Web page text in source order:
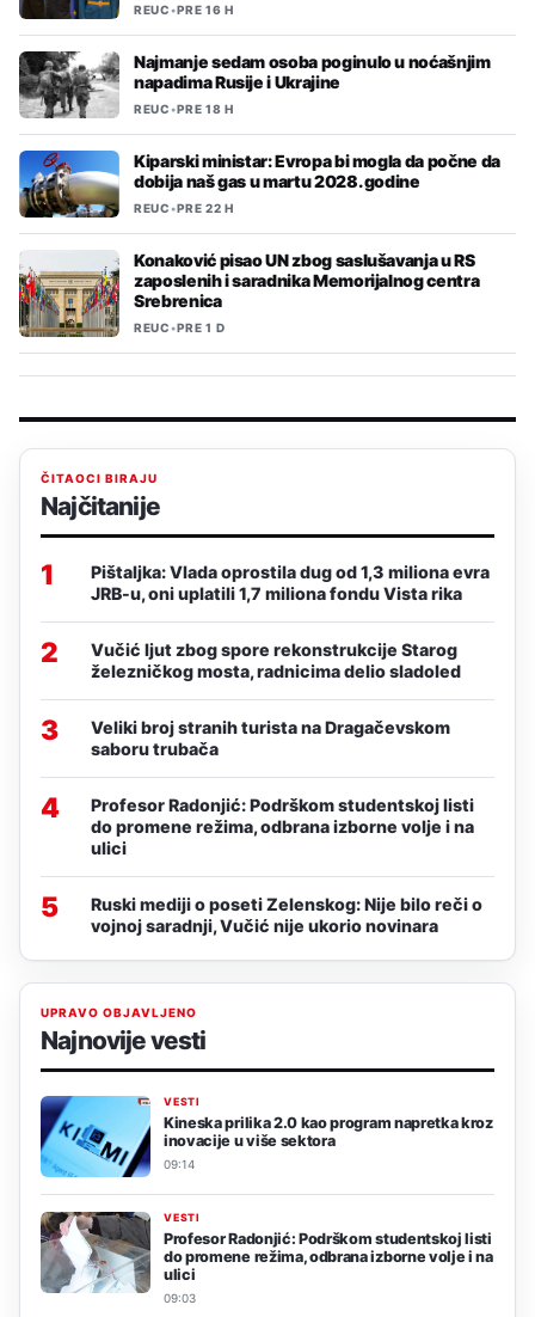
REUC•PRE 16 H
Najmanje sedam osoba poginulo u noćašnjim
napadima Rusije i Ukrajine
REUC•PRE 18 H
Kiparski ministar: Evropa bi mogla da počne da
dobija naš gas u martu 2028. godine
REUC•PRE 22 H
Konaković pisao UN zbog saslušavanja u RS
zaposlenih i saradnika Memorijalnog centra
Srebrenica
REUC•PRE 1 D
ČITAOCI BIRAJU
Najčitanije
1
Pištaljka: Vlada oprostila dug od 1,3 miliona evra
JRB-u, oni uplatili 1,7 miliona fondu Vista rika
2
Vučić ljut zbog spore rekonstrukcije Starog
železničkog mosta, radnicima delio sladoled
3
Veliki broj stranih turista na Dragačevskom
saboru trubača
4
Profesor Radonjić: Podrškom studentskoj listi
do promene režima, odbrana izborne volje i na
ulici
5
Ruski mediji o poseti Zelenskog: Nije bilo reči o
vojnoj saradnji, Vučić nije ukorio novinara
UPRAVO OBJAVLJENO
Najnovije vesti
VESTI
Kineska prilika 2.0 kao program napretka kroz
inovacije u više sektora
09:14
VESTI
Profesor Radonjić: Podrškom studentskoj listi
do promene režima, odbrana izborne volje i na
ulici
09:03